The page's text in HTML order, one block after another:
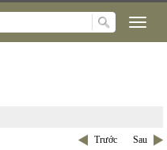
Trước Sau